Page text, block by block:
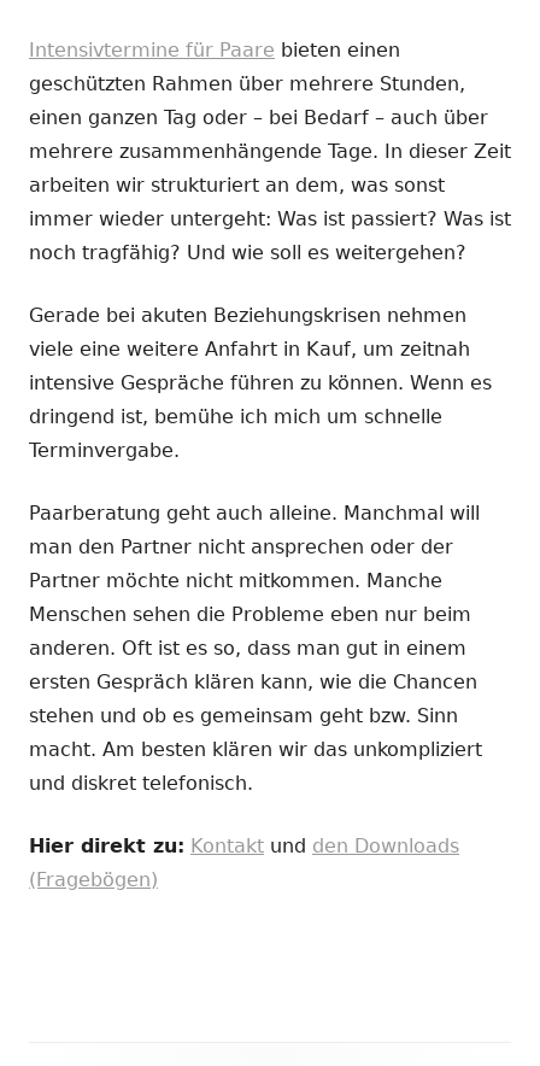
Intensivtermine für Paare bieten einen
geschützten Rahmen über mehrere Stunden,
einen ganzen Tag oder – bei Bedarf – auch über
mehrere zusammenhängende Tage. In dieser Zeit
arbeiten wir strukturiert an dem, was sonst
immer wieder untergeht: Was ist passiert? Was ist
noch tragfähig? Und wie soll es weitergehen?
Gerade bei akuten Beziehungskrisen nehmen
viele eine weitere Anfahrt in Kauf, um zeitnah
intensive Gespräche führen zu können. Wenn es
dringend ist, bemühe ich mich um schnelle
Terminvergabe.
Paarberatung geht auch alleine. Manchmal will
man den Partner nicht ansprechen oder der
Partner möchte nicht mitkommen. Manche
Menschen sehen die Probleme eben nur beim
anderen. Oft ist es so, dass man gut in einem
ersten Gespräch klären kann, wie die Chancen
stehen und ob es gemeinsam geht bzw. Sinn
macht. Am besten klären wir das unkompliziert
und diskret telefonisch.
Hier direkt zu: Kontakt und den Downloads
(Fragebögen)